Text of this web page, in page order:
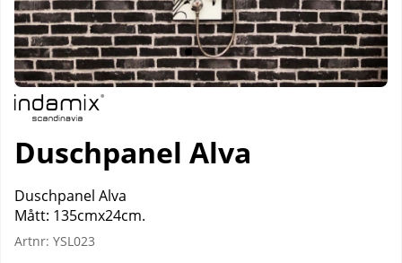
Duschpanel Alva
Duschpanel Alva
Mått: 135cmx24cm.
Artnr: YSL023